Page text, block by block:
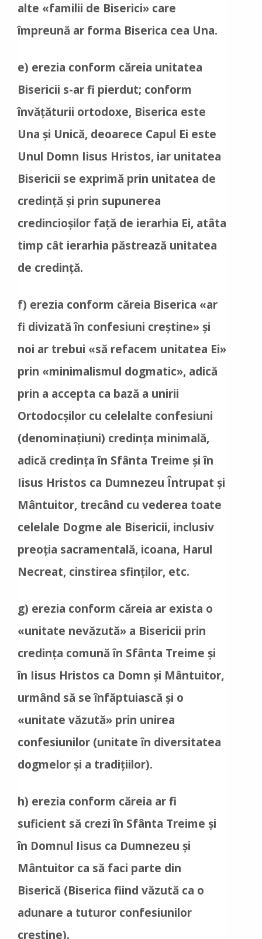
alte «familii de Biserici» care
împreună ar forma Biserica cea Una.
e) erezia conform căreia unitatea
Bisericii s-ar fi pierdut; conform
învățăturii ortodoxe, Biserica este
Una și Unică, deoarece Capul Ei este
Unul Domn Iisus Hristos, iar unitatea
Bisericii se exprimă prin unitatea de
credință și prin supunerea
credincioșilor față de ierarhia Ei, atâta
timp cât ierarhia păstrează unitatea
de credință.
f) erezia conform căreia Biserica «ar
fi divizată în confesiuni creștine» și
noi ar trebui «să refacem unitatea Ei»
prin «minimalismul dogmatic», adică
prin a accepta ca bază a unirii
Ortodocșilor cu celelalte confesiuni
(denominațiuni) credința minimală,
adică credința în Sfânta Treime și în
Iisus Hristos ca Dumnezeu Întrupat și
Mântuitor, trecând cu vederea toate
celelale Dogme ale Bisericii, inclusiv
preoția sacramentală, icoana, Harul
Necreat, cinstirea sfinților, etc.
g) erezia conform căreia ar exista o
«unitate nevăzută» a Bisericii prin
credința comună în Sfânta Treime și
în Iisus Hristos ca Domn și Mântuitor,
urmând să se înfăptuiască și o
«unitate văzută» prin unirea
confesiunilor (unitate în diversitatea
dogmelor și a tradițiilor).
h) erezia conform căreia ar fi
suficient să crezi în Sfânta Treime și
în Domnul Iisus ca Dumnezeu și
Mântuitor ca să faci parte din
Biserică (Biserica fiind văzută ca o
adunare a tuturor confesiunilor
creștine).